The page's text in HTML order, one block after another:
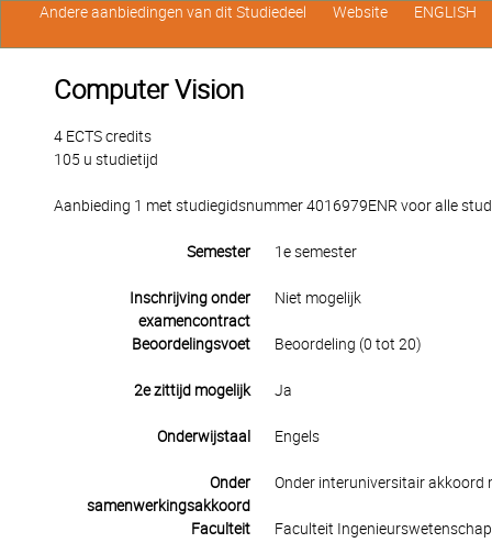
Computer Vision
4 ECTS credits
105 u studietijd
Aanbieding 1 met studiegidsnummer 4016979ENR voor alle
Semester 1e semester
Inschrijving onder
examencontract
Niet mogelijk
Beoordelingsvoet Beoordeling (0 tot 20)
2e zittijd mogelijk Ja
Onderwijstaal Engels
Onder
samenwerkingsakkoord
Onder interuniversitair akkoord
Faculteit Faculteit
Andere aanbiedingen van dit Studiedeel Website ENGLISH